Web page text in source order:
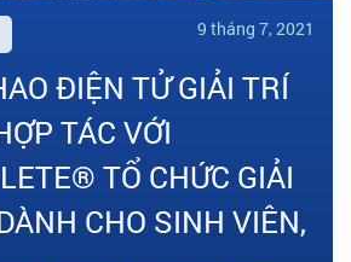
9 tháng 7, 2021
ĐIỆN TỬ GIẢI TRÍ
TÁC VỚI
TỔ CHỨC GIẢI
CHO SINH VIÊN,